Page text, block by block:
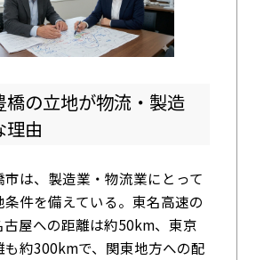
橋の立地が物流・製造
理由
市は、製造業・物流業にとって
条件を備えている。東名高速の
古屋への距離は約50km、東京
も約300kmで、関東地方への配